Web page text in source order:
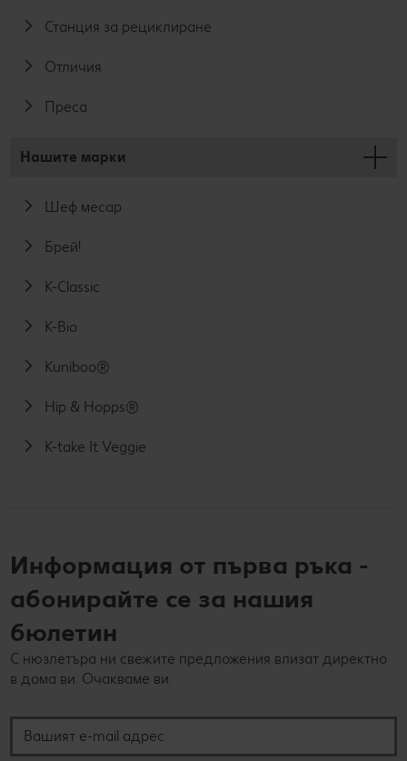
Станция за рециклиране
Отличия
Преса
Нашите марки
Шеф месар
Брей!
K-Classic
K-Bio
Kuniboo®
Hip & Hopps®
K-take It Veggie
Информация от първа ръка -
абонирайте се за нашия
бюлетин
С нюзлетъра ни свежите предложения влизат директно
в дома ви. Очакваме ви.